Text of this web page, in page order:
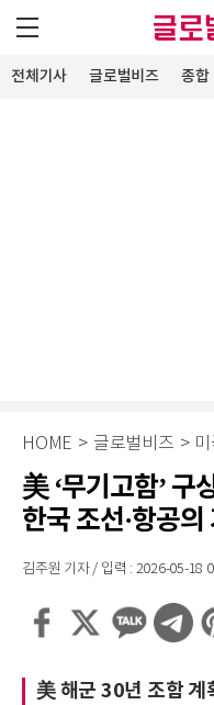
전체기사 글로벌비즈 종합
HOME > 글로벌비즈 > 미
美 ‘무기고함’
한국 조선·항공
김주원 기자 / 입력 : 2026-05-18
美 해군 30년 조함